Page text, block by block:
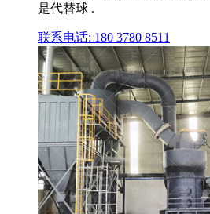
是代替球 .
联系电话: 180 3780 8511